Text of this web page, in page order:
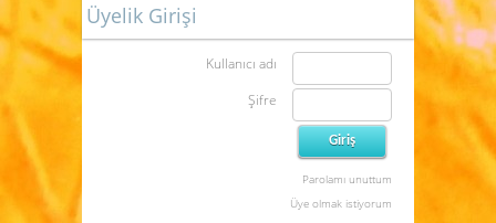
Üyelik Girişi
Kullanıcı adı
Şifre
Parolamı unuttum
Üye olmak istiyorum